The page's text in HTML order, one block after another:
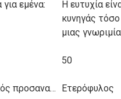
για εμένα:
Η ευτυχία
κυνηγάς
μιας
50
Σεξουαλικός προσανατολισμός: Ετερόφυλος